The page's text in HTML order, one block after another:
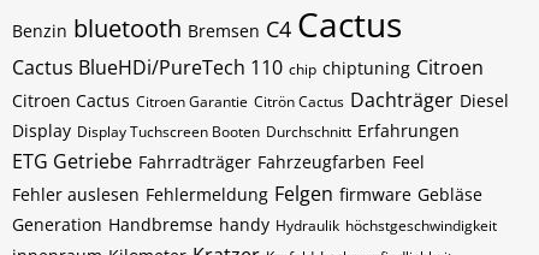
Benzin bluetooth Bremsen C4 Cactus
Cactus BlueHDi/PureTech 110 chip chiptuning Citroen
Citroen Cactus Citroen Garantie Citrön Cactus Dachträger Diesel
Display Display Tuchscreen Booten Durchschnitt Erfahrungen
ETG Getriebe Fahrradträger Fahrzeugfarben Feel
Fehler auslesen Fehlermeldung Felgen firmware Gebläse
Generation Handbremse handy Hydraulik höchstgeschwindigkeit